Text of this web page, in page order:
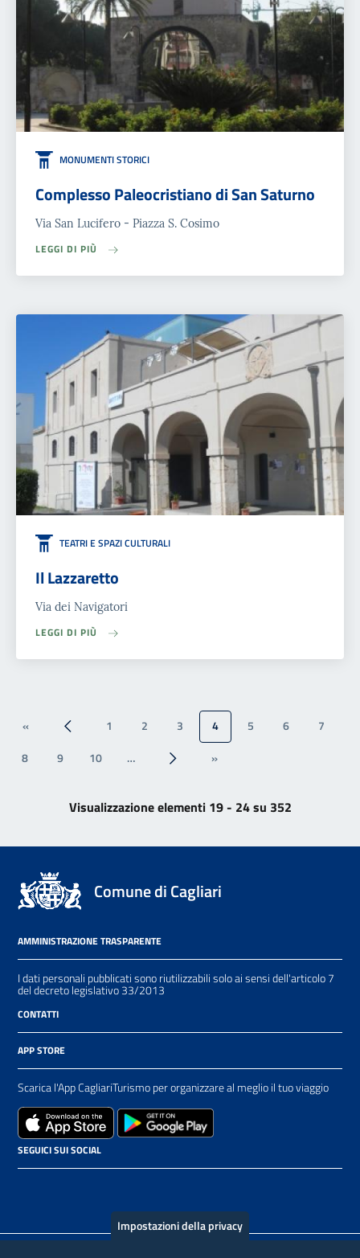
MONUMENTI STORICI
Complesso Paleocristiano di San Saturno
Via San Lucifero - Piazza S. Cosimo
LEGGI DI PIÙ
TEATRI E SPAZI CULTURALI
Il Lazzaretto
Via dei Navigatori
LEGGI DI PIÙ
«« Prima ‹‹ 1 2 3 4 5 6
7
8
9 10 … ›› »Ultima »
Visualizzazione elementi 19 - 24 su 352
Comune di Cagliari
AMMINISTRAZIONE TRASPARENTE
I dati personali pubblicati sono riutilizzabili solo ai sensi dell'articolo 7
del decreto legislativo 33/2013
CONTATTI
APP STORE
Scarica l'App CagliariTurismo per organizzare al meglio il tuo viaggio
SEGUICI SUI SOCIAL
Impostazioni della privacy